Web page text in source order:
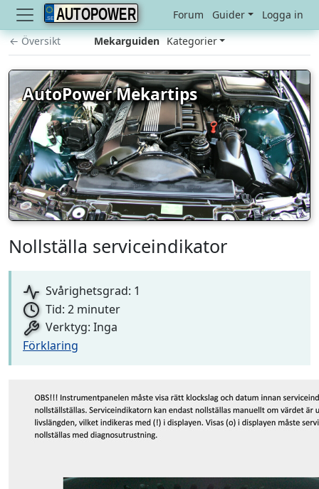
AUTOPOWER Forum Guider
Logga in
← Översikt
Mekarguiden Kategorier
AutoPower Mekartips
Nollställa serviceindikator
Svårighetsgrad: 1
Tid: 2 minuter
Verktyg: Inga
Förklaring